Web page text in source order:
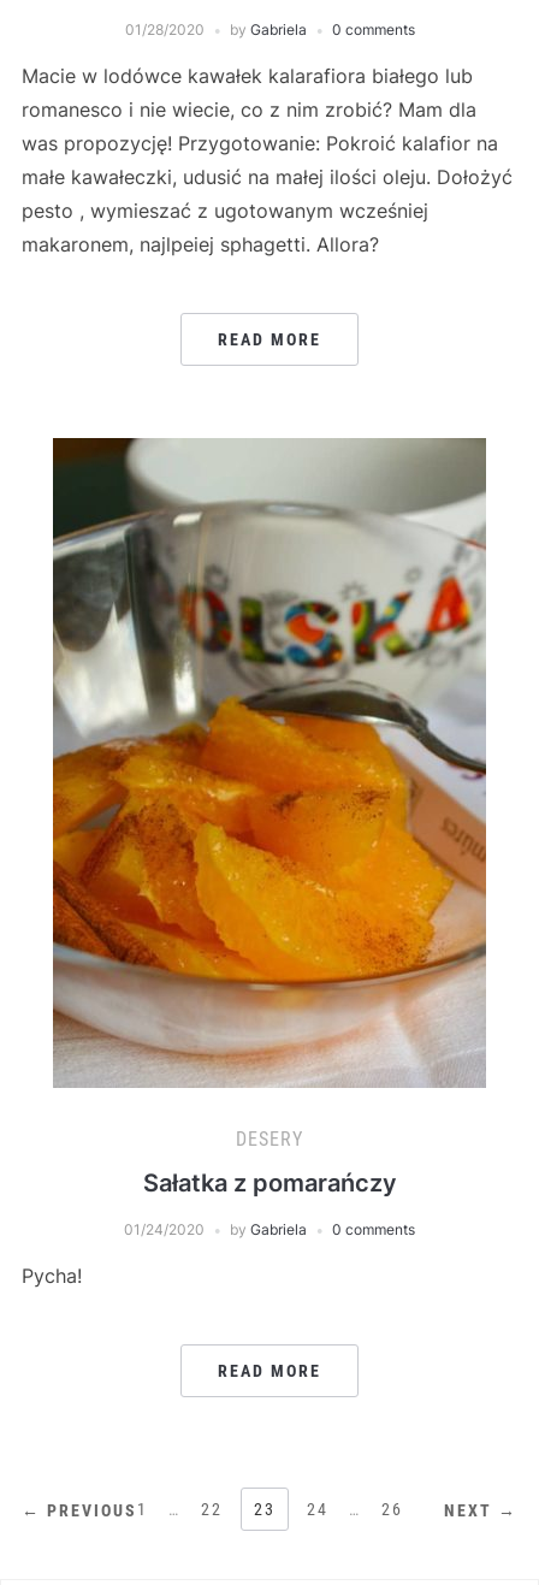
01/28/2020 by Gabriela 0 comments
Macie w lodówce kawałek kalarafiora białego lub
romanesco i nie wiecie, co z nim zrobić? Mam dla
was propozycję! Przygotowanie: Pokroić kalafior na
małe kawałeczki, udusić na małej ilości oleju. Dołożyć
pesto , wymieszać z ugotowanym wcześniej
makaronem, najlpeiej sphagetti. Allora?
READ MORE
DESERY
Sałatka z pomarańczy
01/24/2020 by Gabriela 0 comments
Pycha!
READ MORE
STRONICOWANIE
← PREVIOUS 1 … 22 23 24 … 26 NEXT →